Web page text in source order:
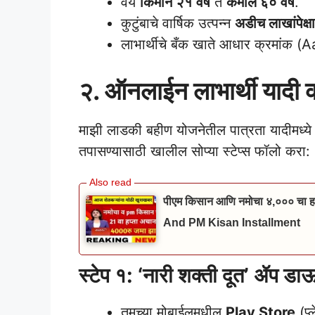
कुटुंबाचे वार्षिक उत्पन्न अडीच
लाभार्थीचे बँक खाते आधार क्रमांक
२. ऑनलाईन लाभार्थी यादी
माझी लाडकी बहीण योजनेतील पात्रता
तपासण्यासाठी खालील सोप्या स्टेप्स फॉलो करा:
पीएम किसान आणि नमोचा ४,००० चा
And PM Kisan Installment
स्टेप १: ‘नारी शक्ती दूत’ ॲप